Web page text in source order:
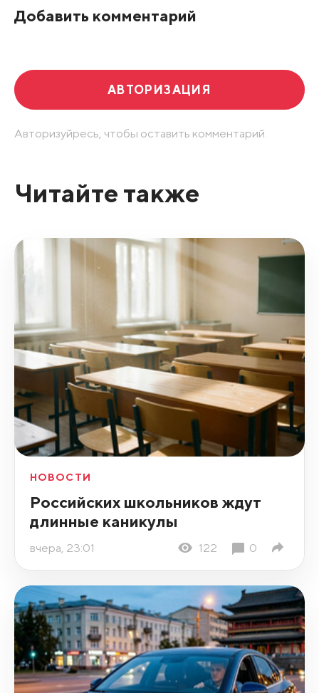
Добавить комментарий
АВТОРИЗАЦИЯ
Авторизуйресь, чтобы оставить комментарий.
Читайте также
НОВОСТИ
Российских школьников ждут
длинные каникулы
вчера, 23:01 122 0